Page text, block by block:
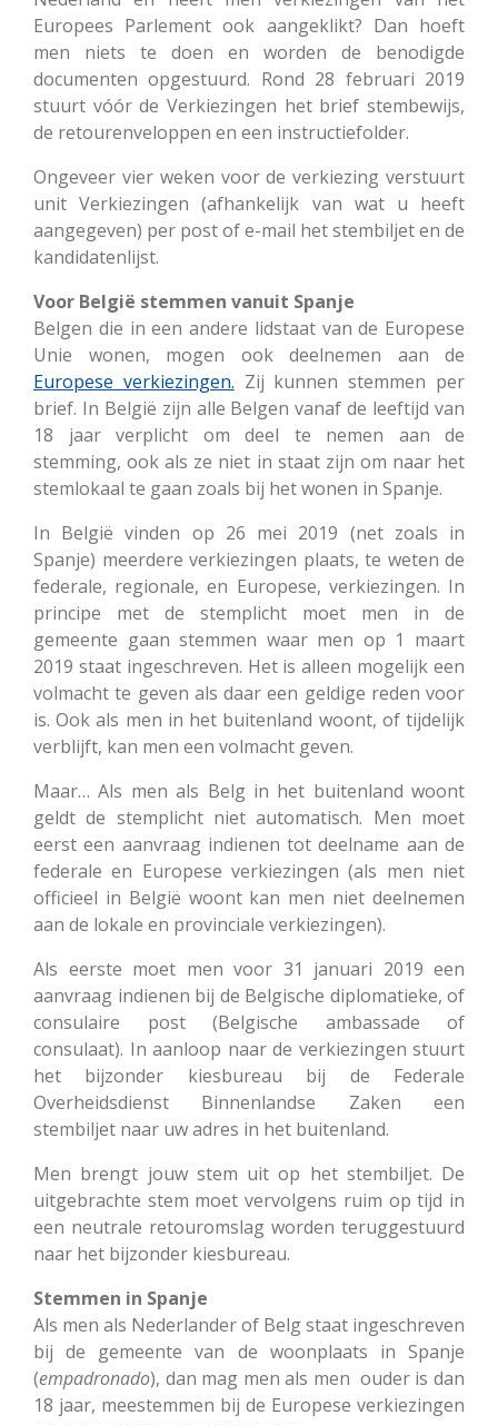
Europees Parlement ook aangeklikt? Dan hoeft
men niets te doen en worden de benodigde
documenten opgestuurd. Rond 28 februari 2019
stuurt vóór de Verkiezingen het brief stembewijs,
de retourenveloppen en een instructiefolder.
Ongeveer vier weken voor de verkiezing verstuurt
unit Verkiezingen (afhankelijk van wat u heeft
aangegeven) per post of e-mail het stembiljet en de
kandidatenlijst.
Voor België stemmen vanuit Spanje
Belgen die in een andere lidstaat van de Europese
Unie wonen, mogen ook deelnemen aan de
Europese verkiezingen. Zij kunnen stemmen per
brief. In België zijn alle Belgen vanaf de leeftijd van
18 jaar verplicht om deel te nemen aan de
stemming, ook als ze niet in staat zijn om naar het
stemlokaal te gaan zoals bij het wonen in Spanje.
In België vinden op 26 mei 2019 (net zoals in
Spanje) meerdere verkiezingen plaats, te weten de
federale, regionale, en Europese, verkiezingen. In
principe met de stemplicht moet men in de
gemeente gaan stemmen waar men op 1 maart
2019 staat ingeschreven. Het is alleen mogelijk een
volmacht te geven als daar een geldige reden voor
is. Ook als men in het buitenland woont, of tijdelijk
verblijft, kan men een volmacht geven.
Maar… Als men als Belg in het buitenland woont
geldt de stemplicht niet automatisch. Men moet
eerst een aanvraag indienen tot deelname aan de
federale en Europese verkiezingen (als men niet
officieel in België woont kan men niet deelnemen
aan de lokale en provinciale verkiezingen).
Als eerste moet men voor 31 januari 2019 een
aanvraag indienen bij de Belgische diplomatieke, of
consulaire post (Belgische ambassade of
consulaat). In aanloop naar de verkiezingen stuurt
het bijzonder kiesbureau bij de Federale
Overheidsdienst Binnenlandse Zaken een
stembiljet naar uw adres in het buitenland.
Men brengt jouw stem uit op het stembiljet. De
uitgebrachte stem moet vervolgens ruim op tijd in
een neutrale retouromslag worden teruggestuurd
naar het bijzonder kiesbureau.
Stemmen in Spanje
Als men als Nederlander of Belg staat ingeschreven
bij de gemeente van de woonplaats in Spanje
(empadronado), dan mag men als men ouder is dan
18 jaar, meestemmen bij de Europese verkiezingen